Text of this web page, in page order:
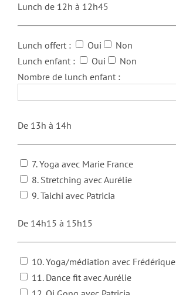
Lunch de 12h à 12h45
Lunch offert : Oui
Non
Lunch enfant :
Oui
Non
Nombre de lunch enfant :
De 13h à 14h
7. Yoga avec Marie France
8. Stretching avec Aurélie
9. Taichi avec Patricia
De 14h15 à 15h15
10. Yoga/médiation avec Frédérique
11. Dance fit avec Aurélie